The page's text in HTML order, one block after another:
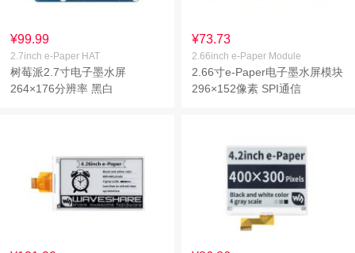
¥99.99
2.7inch e-Paper HAT
树莓派2.7寸电子墨水屏
264×176分辨率 黑白
¥73.73
2.66inch e-Paper Module
2.66寸e-Paper电子墨水屏模块
296×152像素 SPI通信